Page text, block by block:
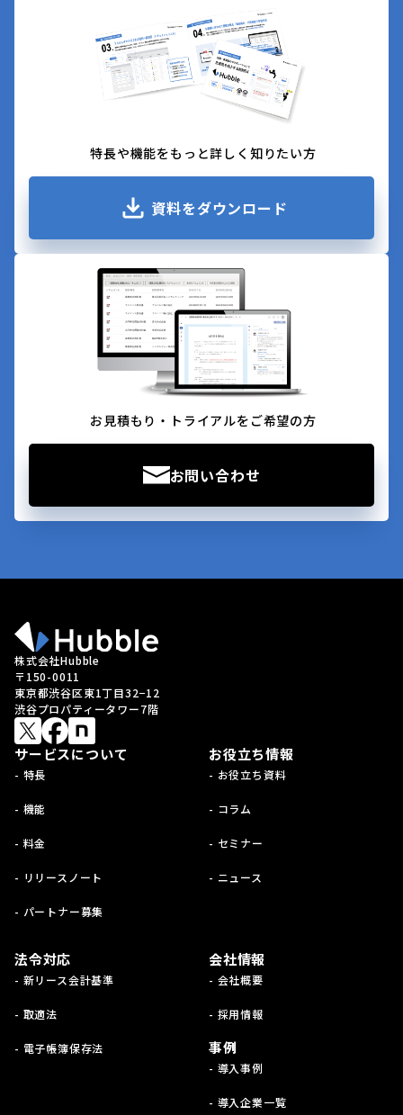
特長や機能をもっと詳しく知りたい方
資料をダウンロード
お見積もり・トライアルをご希望の方
お問い合わせ
株式会社Hubble
〒150-0011
東京都渋谷区東1丁目32−12
渋谷プロパティータワー7階
サービスについて
- 特長
- 機能
- 料金
- リリースノート
- パートナー募集
お役立ち情報
- お役立ち資料
- コラム
- セミナー
- ニュース
法令対応
- 新リース会計基準
- 取適法
- 電子帳簿保存法
会社情報
- 会社概要
- 採用情報
事例
- 導入事例
- 導入企業一覧